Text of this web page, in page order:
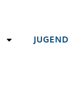
JUGEND